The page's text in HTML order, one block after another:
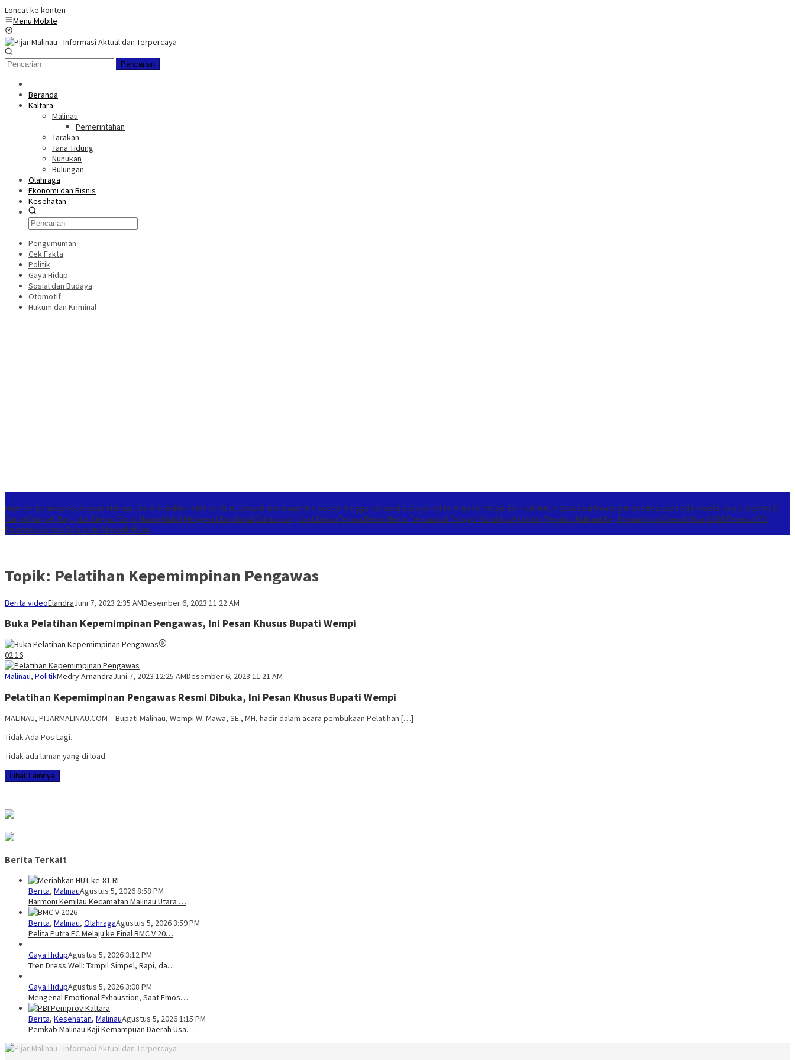
Loncat ke konten
Menu Mobile
Pencarian
Beranda
Kaltara
Malinau
Pemerintahan
Tarakan
Tana Tidung
Nunukan
Bulungan
Olahraga
Ekonomi dan Bisnis
Kesehatan
Pengumuman
Cek Fakta
Politik
Gaya Hidup
Sosial dan Budaya
Otomotif
Hukum dan Kriminal
Harmoni Kemilau Kecamatan Malinau Utara Meriahkan HUT ke-81 RI, Diawali Turnamen Mini Soccer hingga Karnaval Budaya Pelita Putra FC Melaju ke Final BMC V 2026 Usai Menang Dramatis Lewat Adu Penalti Tren Dress Well:
Tampil Simpel, Rapi, dan Elegan Tanpa Harus MahalMengenal Emotional Exhaustion, Saat Emosi Terasa Benar-Benar Terkuras di Tengah Padatnya Aktivitas Pemkab Malinau Kaji Kemampuan Daerah Usai 4.000 Peserta PBI
Pemprov Kaltara Terancam Dinonaktifkan
Topik: Pelatihan Kepemimpinan Pengawas
Berita videoElandraJuni 7, 2023 2:35 AMDesember 6, 2023 11:22 AM
Buka Pelatihan Kepemimpinan Pengawas, Ini Pesan Khusus Bupati Wempi
02:16
Malinau, PolitikMedry ArnandraJuni 7, 2023 12:25 AMDesember 6, 2023 11:21 AM
Pelatihan Kepemimpinan Pengawas Resmi Dibuka, Ini Pesan Khusus Bupati Wempi
MALINAU, PIJARMALINAU.COM – Bupati Malinau, Wempi W. Mawa, SE., MH, hadir dalam acara pembukaan Pelatihan […]
Tidak Ada Pos Lagi.
Tidak ada laman yang di load.
Lihat Lainnya
Berita Terkait
Berita, MalinauAgustus 5, 2026 8:58 PM
Harmoni Kemilau Kecamatan Malinau Utara …
Berita, Malinau, OlahragaAgustus 5, 2026 3:59 PM
Pelita Putra FC Melaju ke Final BMC V 20…
Gaya HidupAgustus 5, 2026 3:12 PM
Tren Dress Well: Tampil Simpel, Rapi, da…
Gaya HidupAgustus 5, 2026 3:08 PM
Mengenal Emotional Exhaustion, Saat Emos…
Berita, Kesehatan, MalinauAgustus 5, 2026 1:15 PM
Pemkab Malinau Kaji Kemampuan Daerah Usa…